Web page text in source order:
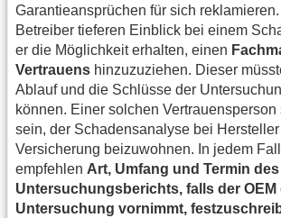
Garantieansprüchen für sich
Betreiber tieferen Einblick bei einem
er die Möglichkeit erhalten, einen
Vertrauens hinzuzuziehen. Dieser
Ablauf und die Schlüsse der
können. Einer solchen
sein, der Schadensanalyse bei
Versicherung beizuwohnen. In jedem
empfehlen Art, Umfang und Termin des
Untersuchungsberichts, falls der OEM
Untersuchung vornimmt,